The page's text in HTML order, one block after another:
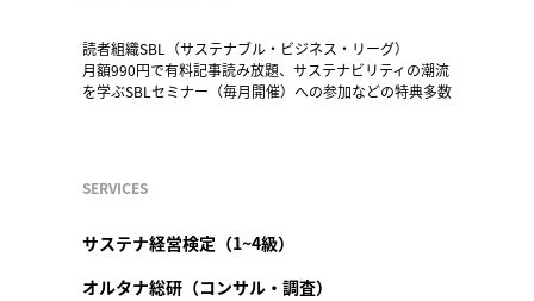
読者組織SBL（サステナブル・ビジネス・リーグ）
月額990円で有料記事読み放題、サステナビリティの潮流
を学ぶSBLセミナー（毎月開催）への参加などの特典多数
SERVICES
サステナ経営検定（1~4級）
オルタナ総研（コンサル・調査）